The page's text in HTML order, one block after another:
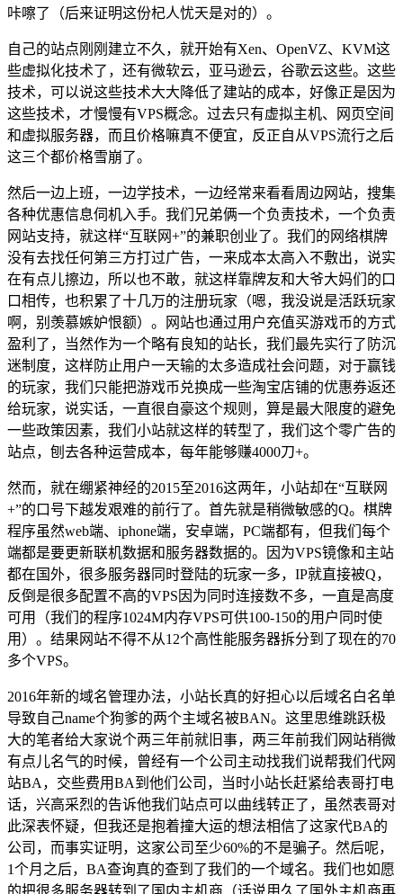
咔嚓了（后来证明这份杞人忧天是对的）。
自己的站点刚刚建立不久，就开始有Xen、OpenVZ、KVM这
些虚拟化技术了，还有微软云，亚马逊云，谷歌云这些。这些
技术，可以说这些技术大大降低了建站的成本，好像正是因为
这些技术，才慢慢有VPS概念。过去只有虚拟主机、网页空间
和虚拟服务器，而且价格嘛真不便宜，反正自从VPS流行之后
这三个都价格雪崩了。
然后一边上班，一边学技术，一边经常来看看周边网站，搜集
各种优惠信息伺机入手。我们兄弟俩一个负责技术，一个负责
网站支持，就这样“互联网+”的兼职创业了。我们的网络棋牌
没有去找任何第三方打过广告，一来成本太高入不敷出，说实
在有点儿擦边，所以也不敢，就这样靠牌友和大爷大妈们的口
口相传，也积累了十几万的注册玩家（嗯，我没说是活跃玩家
啊，别羡慕嫉妒恨额）。网站也通过用户充值买游戏币的方式
盈利了，当然作为一个略有良知的站长，我们最先实行了防沉
迷制度，这样防止用户一天输的太多造成社会问题，对于赢钱
的玩家，我们只能把游戏币兑换成一些淘宝店铺的优惠券返还
给玩家，说实话，一直很自豪这个规则，算是最大限度的避免
一些政策因素，我们小站就这样的转型了，我们这个零广告的
站点，刨去各种运营成本，每年能够赚4000刀+。
然而，就在绷紧神经的2015至2016这两年，小站却在“互联网
+”的口号下越发艰难的前行了。首先就是稍微敏感的Q。棋牌
程序虽然web端、iphone端，安卓端，PC端都有，但我们每个
端都是要更新联机数据和服务器数据的。因为VPS镜像和主站
都在国外，很多服务器同时登陆的玩家一多，IP就直接被Q，
反倒是很多配置不高的VPS因为同时连接数不多，一直是高度
可用（我们的程序1024M内存VPS可供100-150的用户同时使
用）。结果网站不得不从12个高性能服务器拆分到了现在的70
多个VPS。
2016年新的域名管理办法，小站长真的好担心以后域名白名单
导致自己name个狗爹的两个主域名被BAN。这里思维跳跃极
大的笔者给大家说个两三年前就旧事，两三年前我们网站稍微
有点儿名气的时候，曾经有一个公司主动找我们说帮我们代网
站BA，交些费用BA到他们公司，当时小站长赶紧给表哥打电
话，兴高采烈的告诉他我们站点可以曲线转正了，虽然表哥对
此深表怀疑，但我还是抱着撞大运的想法相信了这家代BA的
公司，而事实证明，这家公司至少60%的不是骗子。然后呢，
1个月之后，BA查询真的查到了我们的一个域名。我们也如愿
的把很多服务器转到了国内主机商（话说用久了国外主机商再